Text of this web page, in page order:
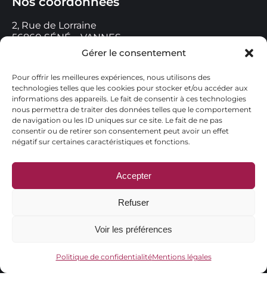
Gérer le consentement
Pour offrir les meilleures expériences, nous utilisons des
technologies telles que les cookies pour stocker et/ou accéder aux
informations des appareils. Le fait de consentir à ces technologies
nous permettra de traiter des données telles que le comportement
de navigation ou les ID uniques sur ce site. Le fait de ne pas
consentir ou de retirer son consentement peut avoir un effet
négatif sur certaines caractéristiques et fonctions.
Accepter
Refuser
Voir les préférences
Politique de confidentialitéMentions légales
2, Rue de Lorraine
56860 SÉNÉ – VANNES
06.98.99.18.84.
Horaires de contact
Lundi : 9h00 – 18h00
Mardi : 9h00 – 18h00
Mercredi : 9h00 – 12h00
Vendredi : 9h00 – 18h00
Dimanche : Fermé